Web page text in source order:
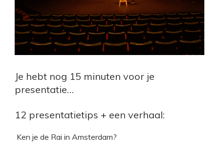
Je hebt nog 15 minuten voor je
presentatie…
12 presentatietips + een verhaal:
Ken je de Rai in Amsterdam?